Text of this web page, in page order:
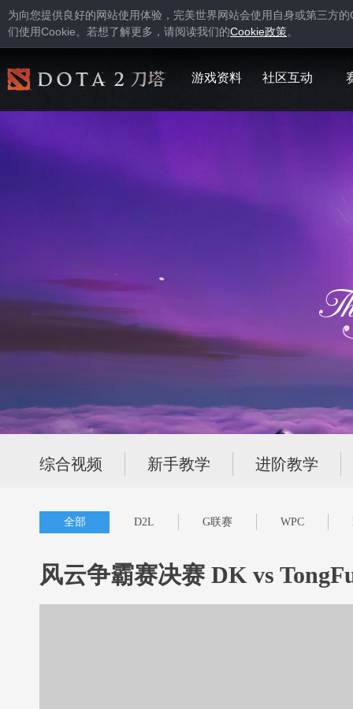
为向您提供良好的网站使用体验，完美世界网站会使用自身或第三方的
们使用Cookie。若想了解更多，请阅读我们的Cookie政策。
游戏资料 社区互动
综合视频 新手教学 进阶教学
全部 D2L G联赛 WPC
风云争霸赛决赛 DK vs